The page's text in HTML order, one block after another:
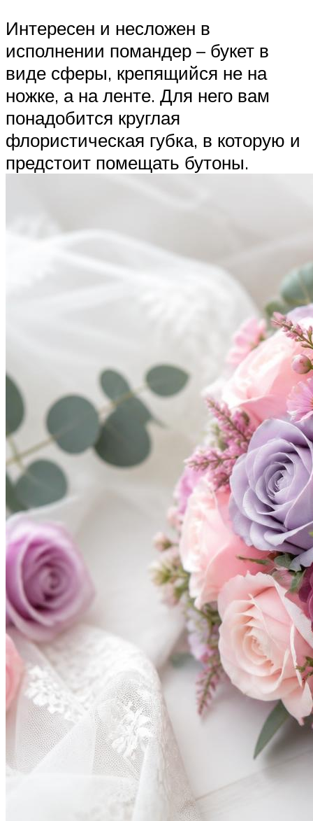
Интересен и несложен в
исполнении помандер – букет в
виде сферы, крепящийся не на
ножке, а на ленте. Для него вам
понадобится круглая
флористическая губка, в которую и
предстоит помещать бутоны.